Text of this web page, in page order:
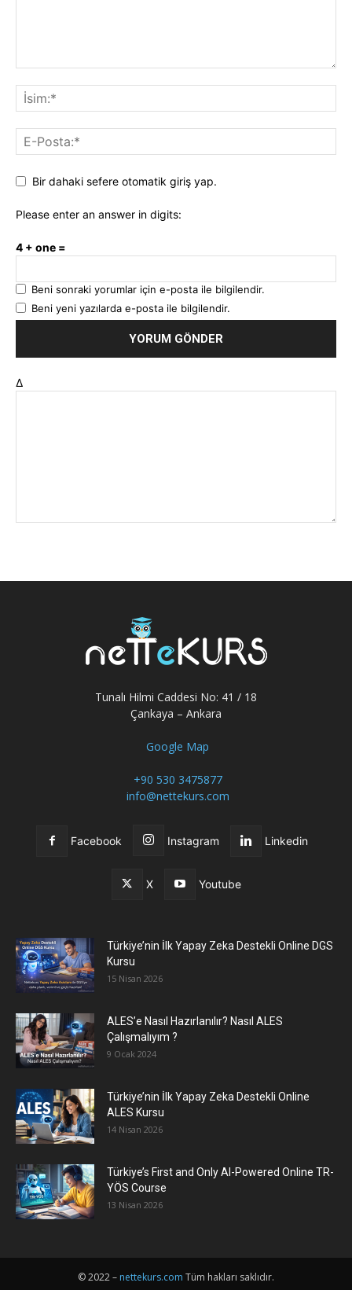
Bir dahaki sefere otomatik giriş yap.
Please enter an answer in digits:
4 + one =
Beni sonraki yorumlar için e-posta ile bilgilendir.
Beni yeni yazılarda e-posta ile bilgilendir.
Δ
Tunalı Hilmi Caddesi No: 41 / 18
Çankaya – Ankara
Google Map
+90 530 3475877
info@nettekurs.com
Facebook Instagram Linkedin
X Youtube
Türkiye’nin İlk Yapay Zeka Destekli Online DGS
Kursu
15 Nisan 2026
ALES’e Nasıl Hazırlanılır? Nasıl ALES
Çalışmalıyım ?
9 Ocak 2024
Türkiye’nin İlk Yapay Zeka Destekli Online
ALES Kursu
14 Nisan 2026
Türkiye’s First and Only AI-Powered Online TR-
YÖS Course
13 Nisan 2026
© 2022 – nettekurs.com Tüm hakları saklıdır.